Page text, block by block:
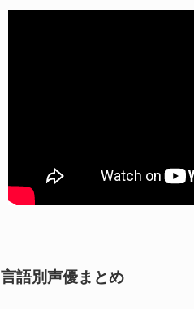
言語別声優まとめ